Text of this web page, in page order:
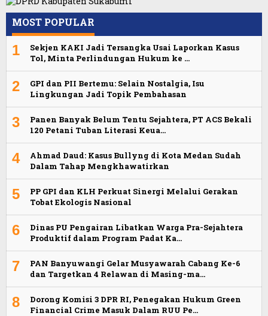
MOST POPULAR
1
Sekjen KAKI Jadi Tersangka Usai Laporkan Kasus
Tol, Minta Perlindungan Hukum ke …
2
GPI dan PII Bertemu: Selain Nostalgia, Isu
Lingkungan Jadi Topik Pembahasan
3
Panen Banyak Belum Tentu Sejahtera, PT ACS Bekali
120 Petani Tuban Literasi Keua…
4
Ahmad Daud: Kasus Bullyng di Kota Medan Sudah
Dalam Tahap Mengkhawatirkan
5
PP GPI dan KLH Perkuat Sinergi Melalui Gerakan
Tobat Ekologis Nasional
6
Dinas PU Pengairan Libatkan Warga Pra-Sejahtera
Produktif dalam Program Padat Ka…
7
PAN Banyuwangi Gelar Musyawarah Cabang Ke-6
dan Targetkan 4 Relawan di Masing-ma…
8
Dorong Komisi 3 DPR RI, Penegakan Hukum Green
Financial Crime Masuk Dalam RUU Pe…